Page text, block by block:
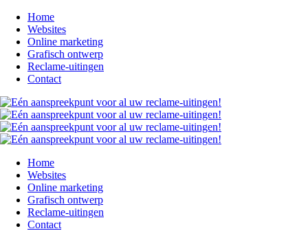
Home
Websites
Online marketing
Grafisch ontwerp
Reclame-uitingen
Contact
Home
Websites
Online marketing
Grafisch ontwerp
Reclame-uitingen
Contact